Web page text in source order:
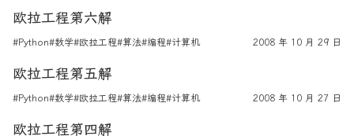
欧拉工程第六解
#Python#数学#欧拉工程#算法#编程#计算机 2008 年 10 月 29 日
欧拉工程第五解
#Python#数学#欧拉工程#算法#编程#计算机 2008 年 10 月 27 日
欧拉工程第四解